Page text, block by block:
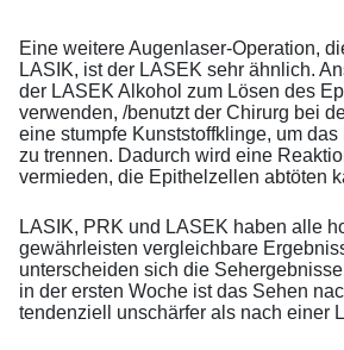
Eine weitere Augenlaser-Operation,
LASIK, ist der LASEK sehr ähnlich.
der LASEK Alkohol zum Lösen des
verwenden, /benutzt der Chirurg bei
eine stumpfe Kunststoffklinge, um
zu trennen. Dadurch wird eine
vermieden, die Epithelzellen abtöten
LASIK, PRK und LASEK haben alle
gewährleisten vergleichbare
unterscheiden sich die
in der ersten Woche ist das Sehen
tendenziell unschärfer als nach einer